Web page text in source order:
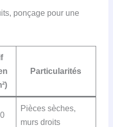
ponçage pour une
Particularités
Pièces sèches,
murs droits